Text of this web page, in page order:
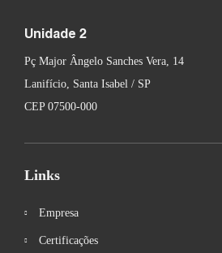
Unidade 2
Pç Major Ângelo Sanches Vera, 14
Lanifício, Santa Isabel / SP
CEP 07500-000
Links
Empresa
Certificações